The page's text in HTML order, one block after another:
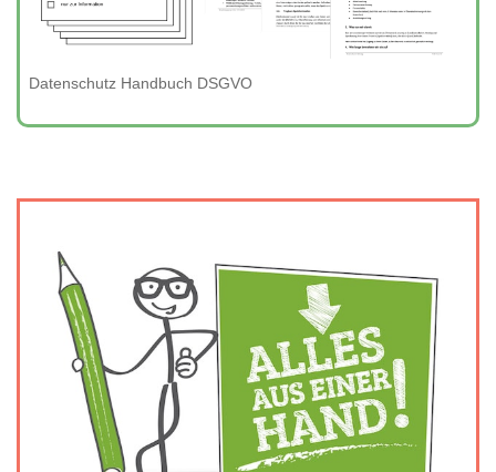
Datenschutz Handbuch DSGVO